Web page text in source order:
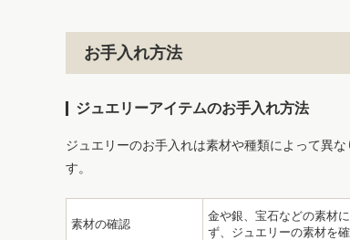
お手入れ方法
ジュエリーアイテムのお手入れ方法
ジュエリーのお手入れは素材や種類によって異
す。
素材の確認
金や銀、宝石などの素材
ず、ジュエリーの素材を確